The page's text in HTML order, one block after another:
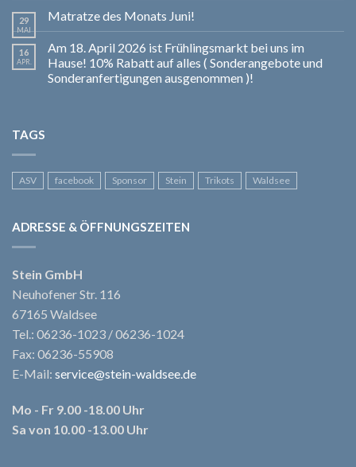
29
MAI
Matratze des Monats Juni!
16
APR.
Am 18. April 2026 ist Frühlingsmarkt bei uns im
Hause! 10% Rabatt auf alles ( Sonderangebote und
Sonderanfertigungen ausgenommen )!
TAGS
ASV facebook Sponsor Stein Trikots Waldsee
ADRESSE & ÖFFNUNGSZEITEN
Stein GmbH
Neuhofener Str. 116
67165 Waldsee
Tel.: 06236-1023 / 06236-1024
Fax: 06236-55908
E-Mail: service@stein-waldsee.de
Mo - Fr 9.00 -18.00 Uhr
Sa von 10.00 -13.00 Uhr